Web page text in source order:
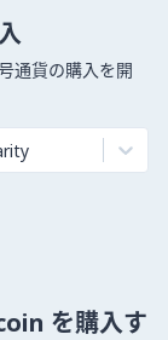
通貨の購入を開
を購入す